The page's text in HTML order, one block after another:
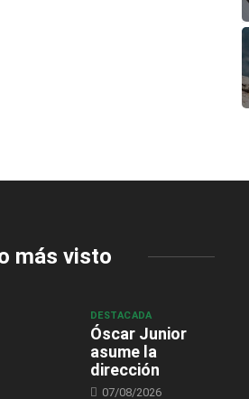
más visto
DESTACADA
Óscar Junior
asume la
dirección
07/08/2026